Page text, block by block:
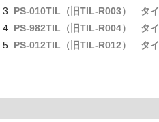
PS-010TIL（旧TIL-R003） タ
PS-982TIL（旧TIL-R004） タ
PS-012TIL（旧TIL-R012） タ